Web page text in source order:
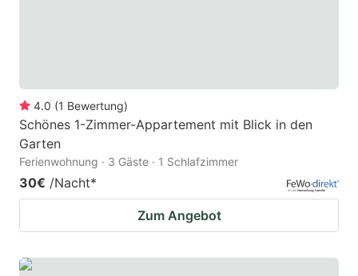
4.0 (1 Bewertung)
Schönes 1-Zimmer-Appartement mit Blick in den
Garten
Ferienwohnung · 3 Gäste · 1 Schlafzimmer
30€ /Nacht*
Zum Angebot